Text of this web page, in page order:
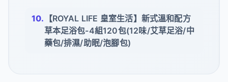
【ROYAL LIFE 皇室生活】新式溫和配方
草本足浴包-4組120包(12味/艾草足浴/中
藥包/排濕/助眠/泡腳包)